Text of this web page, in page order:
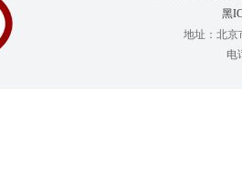
黑
地址：北京
电